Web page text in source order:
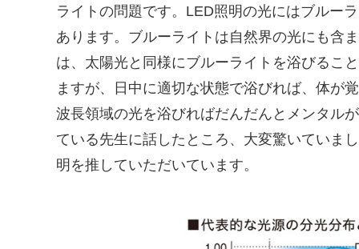
ライトの問題です。LED照明の光にはブルー
あります。ブルーライトは自然界の光にも含
は、太陽光と同様にブルーライトを浴びるこ
ますが、日中に適切な状態で浴びれば、体が
波長領域の光を浴びればだんだんとメンタル
ている先生に話したところ、大変驚いていま
明を推していただいています。